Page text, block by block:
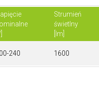
Strumień
świetlny
[lm]
240 1600